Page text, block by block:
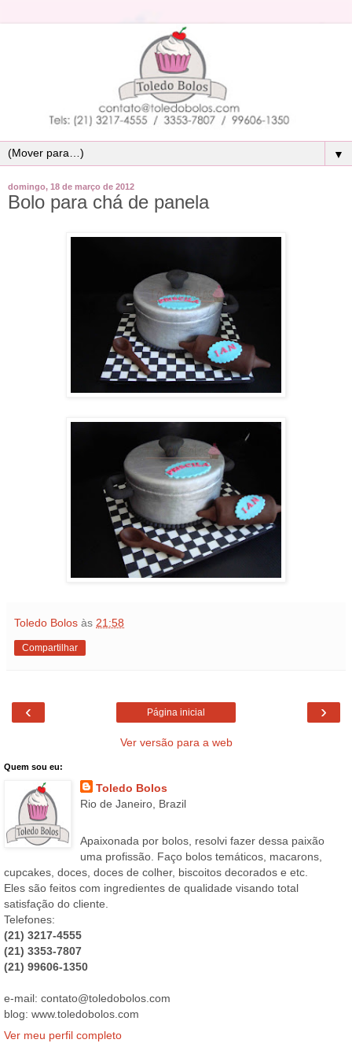
▼
domingo, 18 de março de 2012
Bolo para chá de panela
Toledo Bolos às 21:58
Compartilhar
‹ ›
Página inicial
Ver versão para a web
Quem sou eu:
Toledo Bolos
Rio de Janeiro, Brazil
Apaixonada por bolos, resolvi fazer dessa paixão
uma profissão. Faço bolos temáticos, macarons,
cupcakes, doces, doces de colher, biscoitos decorados e etc.
Eles são feitos com ingredientes de qualidade visando total
satisfação do cliente.
Telefones:
(21) 3217-4555
(21) 3353-7807
(21) 99606-1350
e-mail: contato@toledobolos.com
blog: www.toledobolos.com
Ver meu perfil completo